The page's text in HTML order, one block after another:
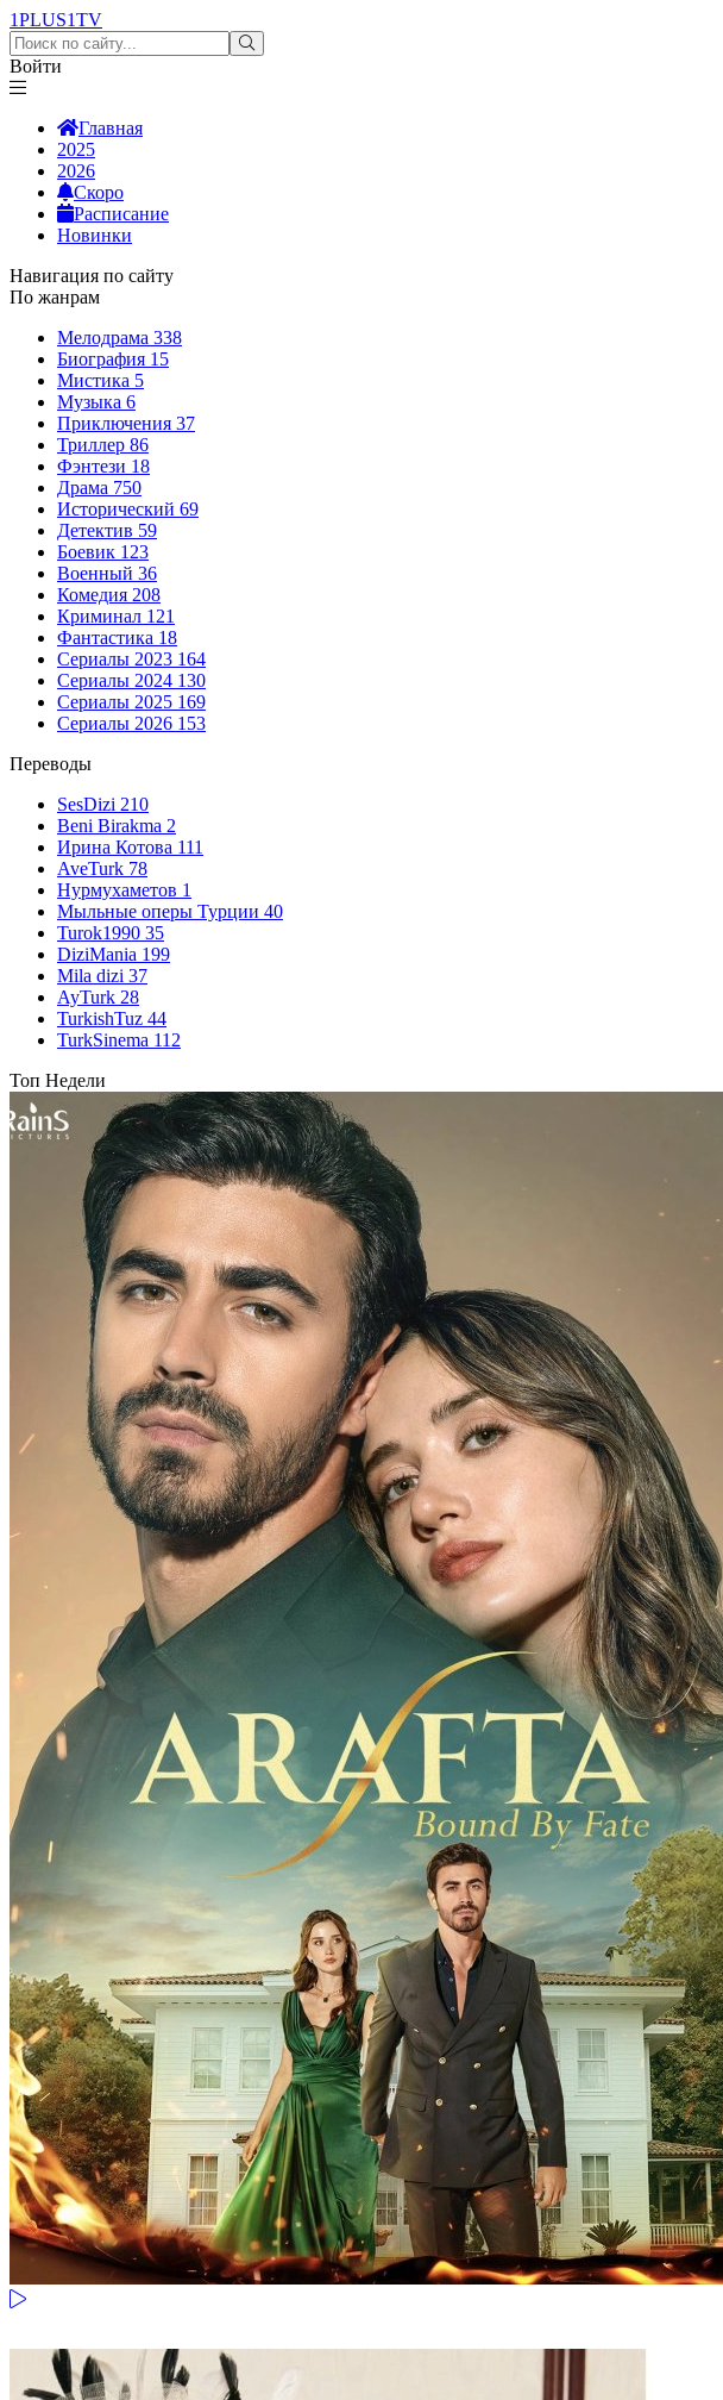
1PLUS1TV
Войти
Главная
2025
2026
Скоро
Расписание
Новинки
Навигация по сайту
По жанрам
Мелодрама 338
Биография 15
Мистика 5
Музыка 6
Приключения 37
Триллер 86
Фэнтези 18
Драма 750
Исторический 69
Детектив 59
Боевик 123
Военный 36
Комедия 208
Криминал 121
Фантастика 18
Сериалы 2023 164
Сериалы 2024 130
Сериалы 2025 169
Сериалы 2026 153
Переводы
SesDizi 210
Beni Birakma 2
Ирина Котова 111
AveTurk 78
Нурмухаметов 1
Мыльные оперы Турции 40
Turok1990 35
DiziMania 199
Mila dizi 37
AyTurk 28
TurkishTuz 44
TurkSinema 112
Топ Недели